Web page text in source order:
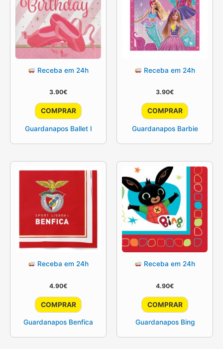
Receba em 24h
3.90€
COMPRAR
Guardanapos Ballet I
Receba em 24h
3.90€
COMPRAR
Guardanapos Barbie
Receba em 24h
4.90€
COMPRAR
Guardanapos Benfica
Receba em 24h
4.90€
COMPRAR
Guardanapos Bing